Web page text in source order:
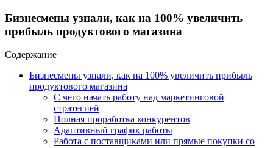
Бизнесмены узнали, как на 100% увеличить
прибыль продуктового магазина
Содержание
Бизнесмены узнали, как на 100% увеличить прибыль
продуктового магазина
С чего начать работу над маркетинговой
стратегией
Полная проработка конкурентов
Адаптивный график работы
Работа с поставщиками или прямые покупки со